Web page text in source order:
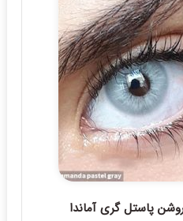
پاستل گری آماندا